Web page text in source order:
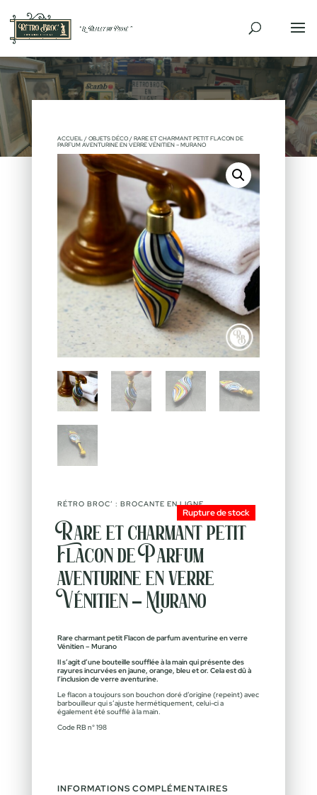
VENDU
ACCUEIL/ OBJETS DÉCO/ RARE ET CHARMANT PETIT FLACON DE
PARFUM AVENTURINE EN VERRE VÉNITIEN – MURANO
RÉTRO BROC’ : BROCANTE EN LIGNE
Rare et charmant petit
Flacon de Parfum
aventurine en verre
Vénitien – Murano
Rupture de stock
Rare charmant petit Flacon de parfum aventurine en verre
Vénitien – Murano
Il s’agit d’une bouteille soufflée à la main qui présente des
rayures incurvées en jaune, orange, bleu et or. Cela est dû à
l’inclusion de verre aventurine.
Le flacon a toujours son bouchon doré d’origine (repeint) avec
barbouilleur qui s’ajuste hermétiquement, celui-ci a
également été soufflé à la main.
Code RB n° 198
INFORMATIONS COMPLÉMENTAIRES